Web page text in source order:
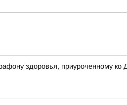
здоровья, приуроченному ко